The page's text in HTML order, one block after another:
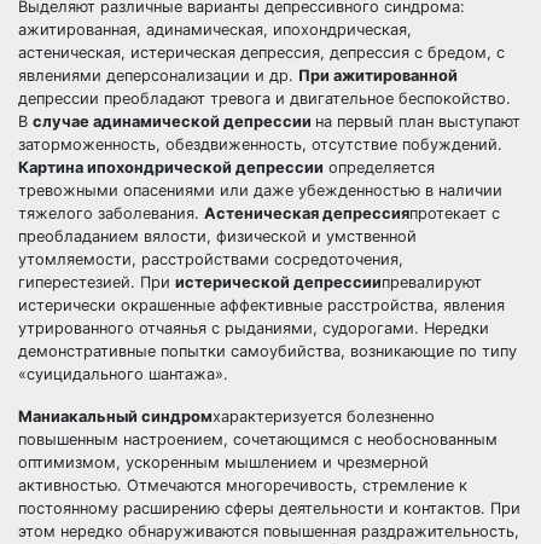
Выделяют различные варианты депрессивного синдрома:
ажитированная, адинамическая, ипохондрическая,
астеническая, истерическая депрессия, депрессия с бредом, с
явлениями деперсонализации и др. При ажитированной
депрессии преобладают тревога и двигательное беспокойство.
В случае адинамической депрессии на первый план выступают
заторможенность, обездвиженность, отсутствие побуждений.
Картина ипохондрической депрессии определяется
тревожными опасениями или даже убежденностью в наличии
тяжелого заболевания. Астеническая депрессияпротекает с
преобладанием вялости, физической и умственной
утомляемости, расстройствами сосредоточения,
гиперестезией. При истерической депрессиипревалируют
истерически окрашенные аффективные расстройства, явления
утрированного отчаянья с рыданиями, судорогами. Нередки
демонстративные попытки самоубийства, возникающие по типу
«суицидального шантажа».
Маниакальный синдромхарактеризуется болезненно
повышенным настроением, сочетающимся с необоснованным
оптимизмом, ускоренным мышлением и чрезмерной
активностью. Отмечаются многоречивость, стремление к
постоянному расширению сферы деятельности и контактов. При
этом нередко обнаруживаются повышенная раздражительность,